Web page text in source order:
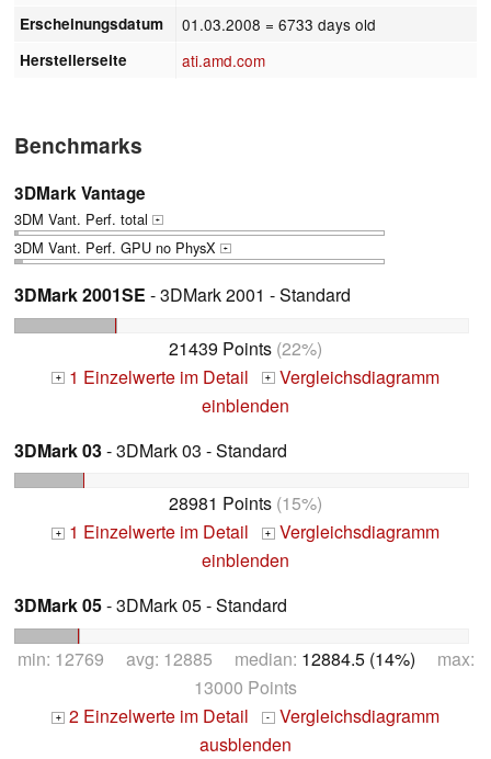
Erscheinungsdatum 01.03.2008 = 6733 days old
Herstellerseite ati.amd.com
Benchmarks
3DMark Vantage
3DM Vant. Perf. total +
3DM Vant. Perf. GPU no PhysX +
3DMark 2001SE - 3DMark 2001 - Standard
21439 Points (22%)
+ 1 Einzelwerte im Detail + Vergleichsdiagramm
einblenden
3DMark 03- 3DMark 03 - Standard
28981 Points (15%)
+ 1 Einzelwerte im Detail + Vergleichsdiagramm
einblenden
3DMark 05- 3DMark 05 - Standard
min: 12769 avg: 12885 median: 12884.5 (14%) max:
13000 Points
+ 2 Einzelwerte im Detail - Vergleichsdiagramm
ausblenden